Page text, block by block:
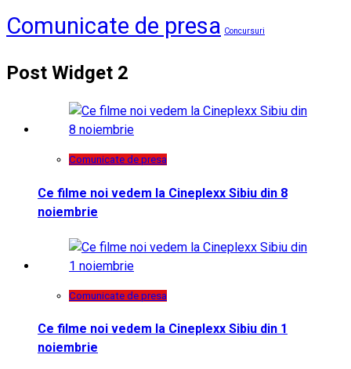
Comunicate de presa Concursuri
Post Widget 2
Comunicate de presa
Ce filme noi vedem la Cineplexx Sibiu din 8
noiembrie
Comunicate de presa
Ce filme noi vedem la Cineplexx Sibiu din 1
noiembrie